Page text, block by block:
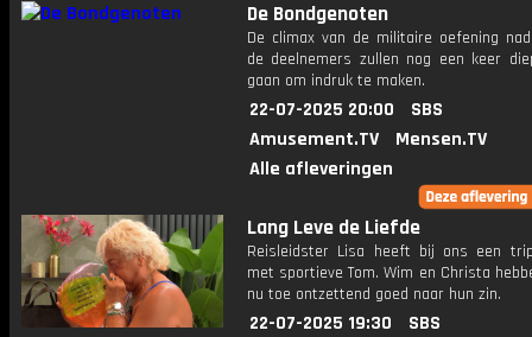
De Bondgenoten
De climax van de militaire oefening
de deelnemers zullen nog een keer
gaan om indruk te maken.
22-07-2025 20:00
SBS
Amusement.TV
Mensen.TV
Alle afleveringen
Lang Leve de Liefde
Reisleidster Lisa heeft bij ons een
met sportieve Tom. Wim en Christa
nu toe ontzettend goed naar hun zin.
22-07-2025 19:30
SBS